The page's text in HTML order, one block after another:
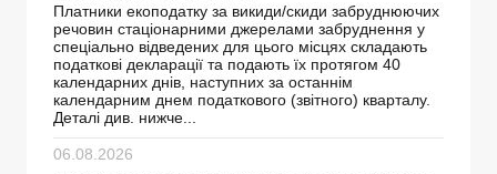
Платники екоподатку за викиди/скиди забруднюючих
речовин стаціонарними джерелами забруднення у
спеціально відведених для цього місцях складають
податкові декларації та подають їх протягом 40
календарних днів, наступних за останнім
календарним днем ​​податкового (звітного) кварталу.
Деталі див. нижче...
06.08.2026